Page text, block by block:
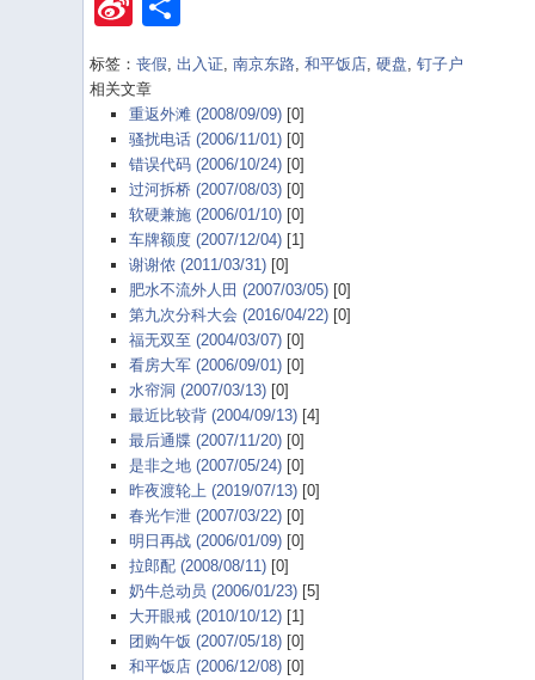
Weibo
标签：丧假 ,出入证 ,南京东路 ,和平饭店 ,硬盘 ,钉子户
相关文章
重返外滩 (2008/09/09)[0]
骚扰电话 (2006/11/01)[0]
错误代码 (2006/10/24)[0]
过河拆桥 (2007/08/03)[0]
软硬兼施 (2006/01/10)[0]
车牌额度 (2007/12/04)[1]
谢谢侬 (2011/03/31)[0]
肥水不流外人田 (2007/03/05)[0]
第九次分科大会 (2016/04/22)[0]
福无双至 (2004/03/07)[0]
看房大军 (2006/09/01)[0]
水帘洞 (2007/03/13)[0]
最近比较背 (2004/09/13)[4]
最后通牒 (2007/11/20)[0]
是非之地 (2007/05/24)[0]
昨夜渡轮上 (2019/07/13)[0]
春光乍泄 (2007/03/22)[0]
明日再战 (2006/01/09)[0]
拉郎配 (2008/08/11)[0]
奶牛总动员 (2006/01/23)[5]
大开眼戒 (2010/10/12)[1]
团购午饭 (2007/05/18)[0]
和平饭店 (2006/12/08)[0]